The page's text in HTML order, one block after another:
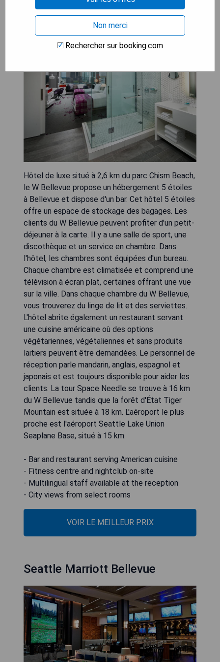
Hôtel de luxe situé à 2,6 km du parc Chism Beach,
le W Bellevue propose un hébergement 5 étoiles
à Bellevue et dispose d'un bar. Cet hôtel 5 étoiles
offre un espace de stockage des bagages. Les
clients du W Bellevue peuvent profiter d'un petit-
déjeuner à la carte. Il y a une salle de sport, une
discothèque et un service en chambre. Dans
l'hôtel, les chambres sont équipées d'un bureau.
Chaque chambre est climatisée et comprend une
télévision à écran plat, certaines offrant une vue
sur la ville. Dans chaque chambre du W Bellevue,
vous trouverez du linge de lit et des serviettes.
L'hôtel abrite également un restaurant servant
une cuisine américaine où des options
végétariennes, végétaliennes et sans produits
laitiers peuvent être demandées. Le personnel de
réception parle mandarin, anglais, espagnol et
japonais et est toujours disponible pour aider les
clients. La tour Space Needle se trouve à 16 km
du W Bellevue tandis que la forêt d'État Tiger
Mountain est située à 18 km. L'aéroport le plus
proche est l'aéroport Seattle Lake Union
Seaplane Base, situé à 15 km.
- Bar and restaurant serving American cuisine
- Fitness centre and nightclub on-site
- Multilingual staff available at the reception
- City views from select rooms
VOIR LE MEILLEUR PRIX
Seattle Marriott Bellevue
Non merci
Rechercher sur booking.com